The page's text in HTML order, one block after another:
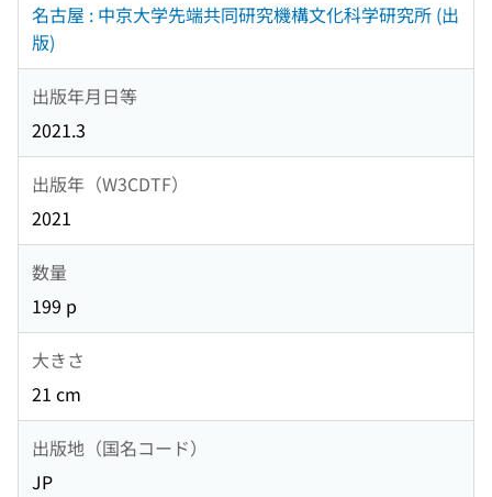
名古屋 : 中京大学先端共同研究機構文化科学研究所 (出
版)
出版年月日等
2021.3
出版年（W3CDTF）
2021
数量
199 p
大きさ
21 cm
出版地（国名コード）
JP